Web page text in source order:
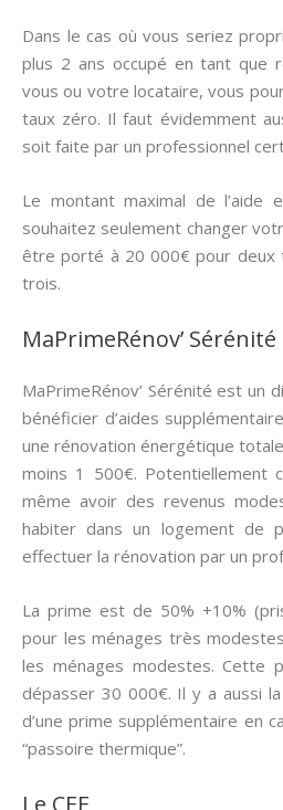
Dans le cas où vous seriez
plus 2 ans occupé en tant que
vous ou votre locataire, vous
taux zéro. Il faut évidemment
soit faite par un professionnel
Le montant maximal de
souhaitez seulement changer
être porté à 20 000€ pour deux
trois.
MaPrimeRénov’ Sérénité
MaPrimeRénov’ Sérénité est un
bénéficier d’aides
une rénovation énergétique
moins 1 500€. Potentiellement
même avoir des revenus
habiter dans un logement de
effectuer la rénovation par un
La prime est de 50% +10%
pour les ménages très
les ménages modestes. Cette
dépasser 30 000€. Il y a aussi
d’une prime supplémentaire en
“passoire thermique”.
Le CEE